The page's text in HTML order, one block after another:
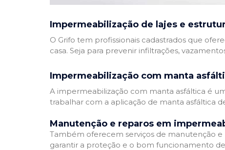
Impermeabilização de lajes e
O Grifo tem profissionais cadastrados que
casa. Seja para prevenir infiltrações,
Impermeabilização com manta
A impermeabilização com manta asfáltica é
trabalhar com a aplicação de manta asfáltica
Manutenção e reparos em
Também oferecem serviços de manutenção
garantir a proteção e o bom funcionamento de